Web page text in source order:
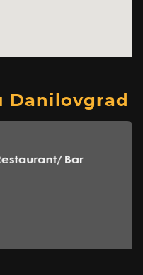
Danilovgrad